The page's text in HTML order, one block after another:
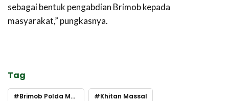
sebagai bentuk pengabdian Brimob kepada
masyarakat,” pungkasnya.
Tag
Brimob Polda Malut Khitan Massal